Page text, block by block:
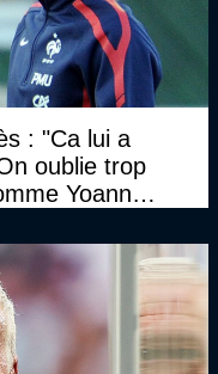
: "Ca lui a
oublie trop
Yoann